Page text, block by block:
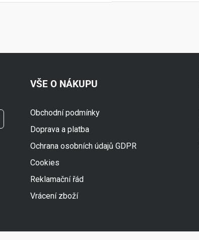
VŠE O NÁKUPU
Obchodní podmínky
Doprava a platba
Ochrana osobních údajů GDPR
Cookies
Reklamační řád
Vrácení zboží